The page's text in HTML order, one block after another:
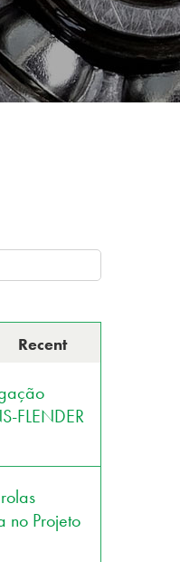
Recent
FLENDER
no Projeto